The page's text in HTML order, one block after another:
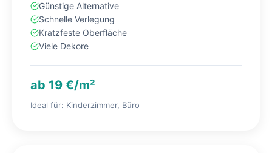
Günstige Alternative
Schnelle Verlegung
Kratzfeste Oberfläche
Viele Dekore
ab 19 €/m²
Ideal für: Kinderzimmer, Büro